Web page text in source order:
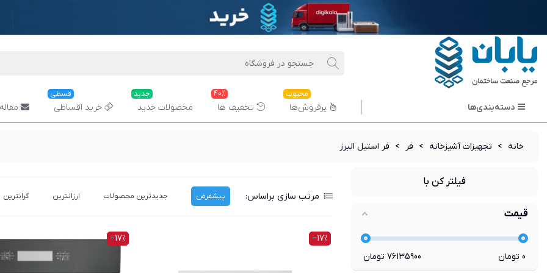
دسته‌بندی‌ها پرفروش‌ها
محبوب
تخفیف ها
40%
محصولات جدید
جدید
خرید اقساطی
قسطی
خانه > تجهیزات آشپزخانه > فر > فر استیل البرز
فیلتر کن با
قیمت
0 تومان 76135900 تومان
مرتب سازی براساس: پیشفرض جدیدترین محصولات ارزانترین گرانترین
‎−17%
‎−17%